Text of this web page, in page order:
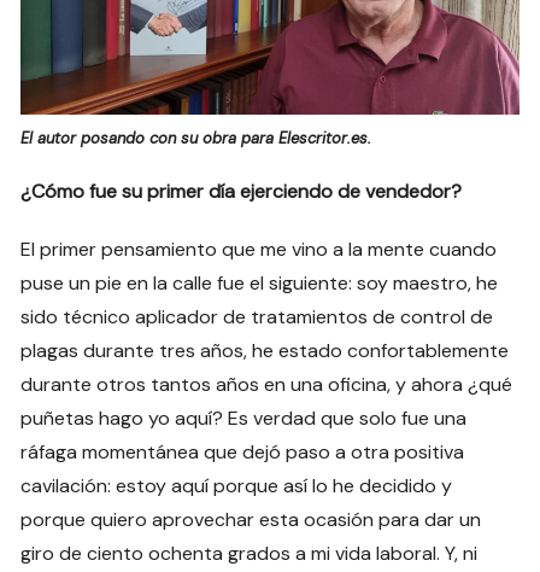
El autor posando con su obra para Elescritor.es.
¿Cómo fue su primer día ejerciendo de vendedor?
El primer pensamiento que me vino a la mente cuando
puse un pie en la calle fue el siguiente: soy maestro, he
sido técnico aplicador de tratamientos de control de
plagas durante tres años, he estado confortablemente
durante otros tantos años en una oficina, y ahora ¿qué
puñetas hago yo aquí? Es verdad que solo fue una
ráfaga momentánea que dejó paso a otra positiva
cavilación: estoy aquí porque así lo he decidido y
porque quiero aprovechar esta ocasión para dar un
giro de ciento ochenta grados a mi vida laboral. Y, ni